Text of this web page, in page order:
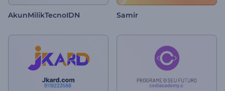
AkunMilikTecnoIDN Samir